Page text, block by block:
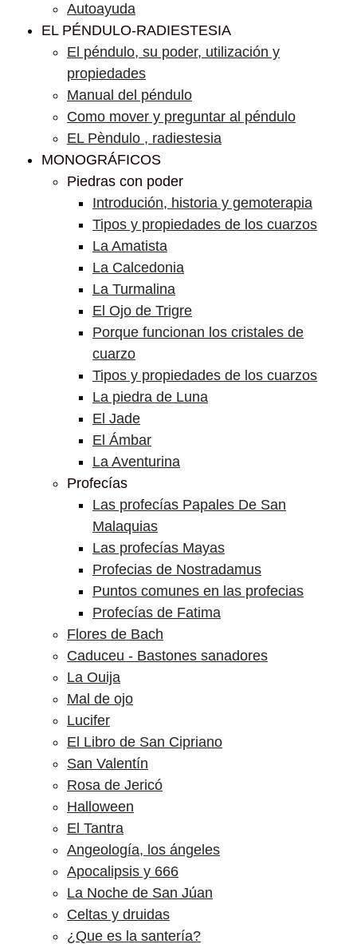
Autoayuda
EL PÉNDULO-RADIESTESIA
El péndulo, su poder, utilización y
propiedades
Manual del péndulo
Como mover y preguntar al péndulo
EL Pèndulo , radiestesia
MONOGRÁFICOS
Piedras con poder
Introdución, historia y gemoterapia
Tipos y propiedades de los cuarzos
La Amatista
La Calcedonia
La Turmalina
El Ojo de Trigre
Porque funcionan los cristales de
cuarzo
Tipos y propiedades de los cuarzos
La piedra de Luna
El Jade
El Ámbar
La Aventurina
Profecías
Las profecías Papales De San
Malaquias
Las profecías Mayas
Profecias de Nostradamus
Puntos comunes en las profecias
Profecías de Fatima
Flores de Bach
Caduceu - Bastones sanadores
La Ouija
Mal de ojo
Lucifer
El Libro de San Cipriano
San Valentín
Rosa de Jericó
Halloween
El Tantra
Angeología, los ángeles
Apocalipsis y 666
La Noche de San Júan
Celtas y druidas
¿Que es la santería?